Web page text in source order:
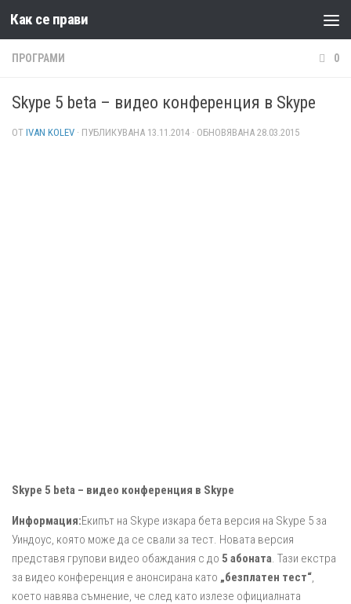
Към съдържанието
Как се прави
ПРОГРАМИ 0
Skype 5 beta – видео конференция в Skype
ОТ IVAN KOLEV · ПУБЛИКУВАНА 13.11.2014 · ОБНОВЯВАНА 28.03.2015
Skype 5 beta – видео конференция в Skype
Информация:Екипът на Skype изкара бета версия на Skype 5 за
Уиндоус, която може да се свали за тест. Новата версия
представя групови видео обаждания с до 5 абоната. Тази екстра
за видео конференция е анонсирана като „безплатен тест“,
което навява съмнение, че след като излезе официалната